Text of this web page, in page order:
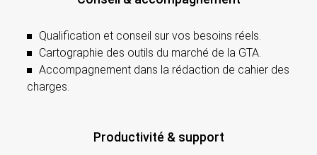
Qualification et conseil sur vos besoins réels.
Cartographie des outils du marché de la GTA.
Accompagnement dans la rédaction de cahier des
charges.
Productivité & support